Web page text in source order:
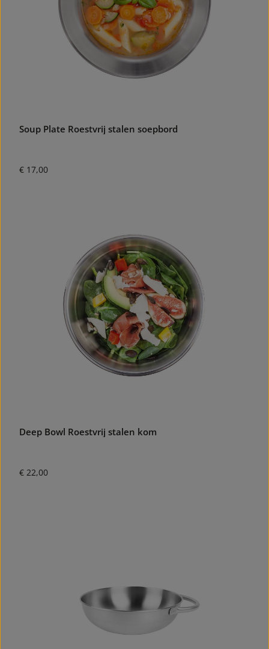
Soup Plate Roestvrij stalen soepbord
Normale prijs:
€ 17,00
Deep Bowl Roestvrij stalen kom
Normale prijs:
€ 22,00